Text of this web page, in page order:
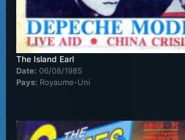
The Island Earl
Date: 06/08/1985
Pays: Royaume-Uni